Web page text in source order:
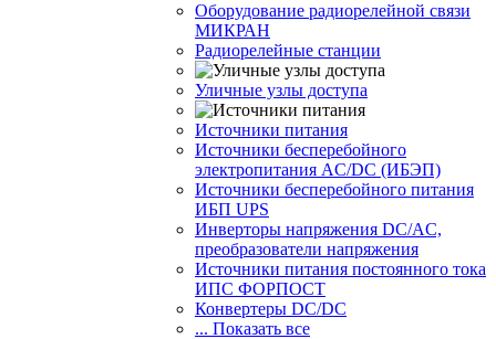
Оборудование радиорелейной связи
МИКРАН
Радиорелейные станции
Уличные узлы доступа
Источники питания
Источники бесперебойного
электропитания AC/DC (ИБЭП)
Источники бесперебойного питания
ИБП UPS
Инверторы напряжения DC/AC,
преобразователи напряжения
Источники питания постоянного тока
ИПС ФОРПОСТ
Конвертеры DC/DC
... Показать все